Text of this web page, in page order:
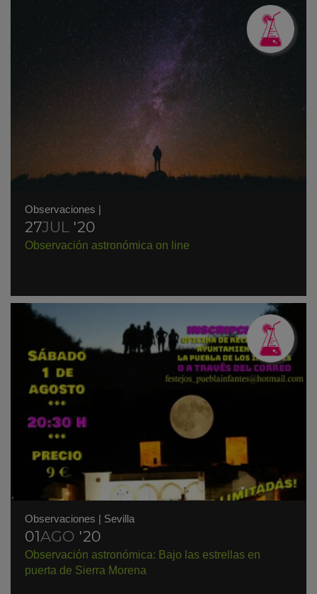
Observaciones |
27JUL '20
Observación astronómica on line
Observaciones | Sevilla
01AGO '20
Observación astronómica: Bajo las estrellas en
puerta de Sierra Morena